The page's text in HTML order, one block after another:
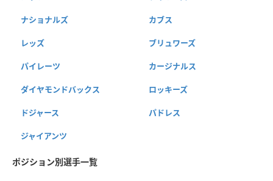
ナショナルズ カブス
レッズ ブリュワーズ
パイレーツ カージナルス
ダイヤモンドバックス ロッキーズ
ドジャース パドレス
ジャイアンツ
ポジション別選手一覧